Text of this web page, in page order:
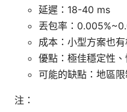
延遲：18-40 ms
丟包率：
成本：小型方案也
優點：極佳穩定性
可能的缺點：地區
注：